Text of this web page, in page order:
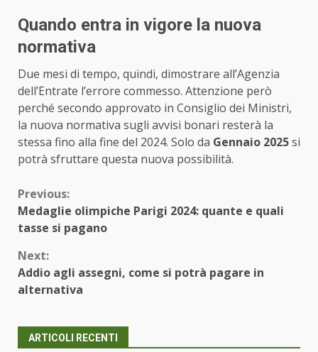
Quando entra in vigore la nuova
normativa
Due mesi di tempo, quindi, dimostrare all’Agenzia
dell’Entrate l’errore commesso. Attenzione però
perché secondo approvato in Consiglio dei Ministri,
la nuova normativa sugli avvisi bonari resterà la
stessa fino alla fine del 2024. Solo da Gennaio 2025si
potrà sfruttare questa nuova possibilità.
Continue
Reading
Previous:
Medaglie olimpiche Parigi 2024: quante e quali
tasse si pagano
Next:
Addio agli assegni, come si potrà pagare in
alternativa
ARTICOLI RECENTI